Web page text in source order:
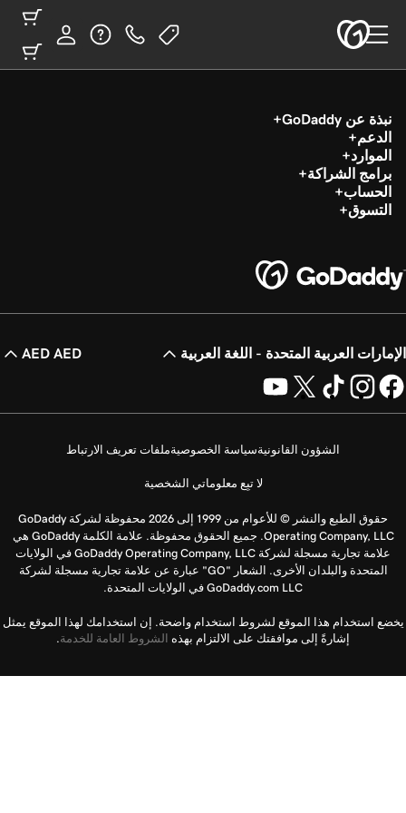
نبذة عن GoDaddy
الدعم
الموارد
برامج الشراكة
الحساب
التسوق
الإمارات العربية المتحدة - اللغة العربية AED AED
الشؤون القانونيةسياسة الخصوصيةملفات تعريف الارتباط
لا تبِع معلوماتي الشخصية
حقوق الطبع والنشر © للأعوام من 1999 إلى 2026 محفوظة لشركة GoDaddy
Operating Company, LLC. جميع الحقوق محفوظة. علامة الكلمة GoDaddy هي
علامة تجارية مسجلة لشركة GoDaddy Operating Company, LLC في الولايات
المتحدة والبلدان الأخرى. الشعار "GO" عبارة عن علامة تجارية مسجلة لشركة
GoDaddy.com LLC في الولايات المتحدة.
يخضع استخدام هذا الموقع لشروط استخدام واضحة. إن استخدامك لهذا الموقع يمثل
إشارةً إلى موافقتك على الالتزام بهذه الشروط العامة للخدمة.